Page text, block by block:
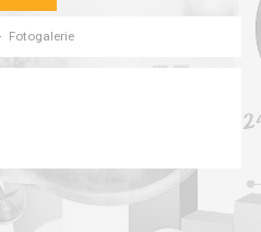
Fotogalerie